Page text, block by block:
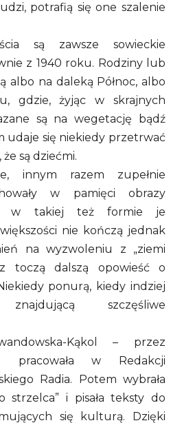
potrafią się one szalenie
są zawsze sowieckie
z 1940 roku. Rodziny lub
albo na daleką Północ, albo
gdzie, żyjąc w skrajnych
są na wegetację bądź
udaje się niekiedy przetrwać
są dziećmi.
innym razem zupełnie
w pamięci obrazy
I w takiej też formie je
nie kończą jednak
na wyzwoleniu z „ziemi
toczą dalszą opowieść o
ponurą, kiedy indziej
znajdującą szczęśliwe
Kąkol – przez
pracowała w Redakcji
Radia. Potem wybrała
strzelca” i pisała teksty do
się kulturą. Dzięki